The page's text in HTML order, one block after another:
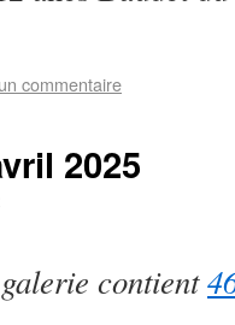
commentaire
2025
contient